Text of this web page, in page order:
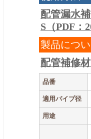
配管漏水
S（PDF：
製品につ
配管補修
品番
適用パイプ径
用途